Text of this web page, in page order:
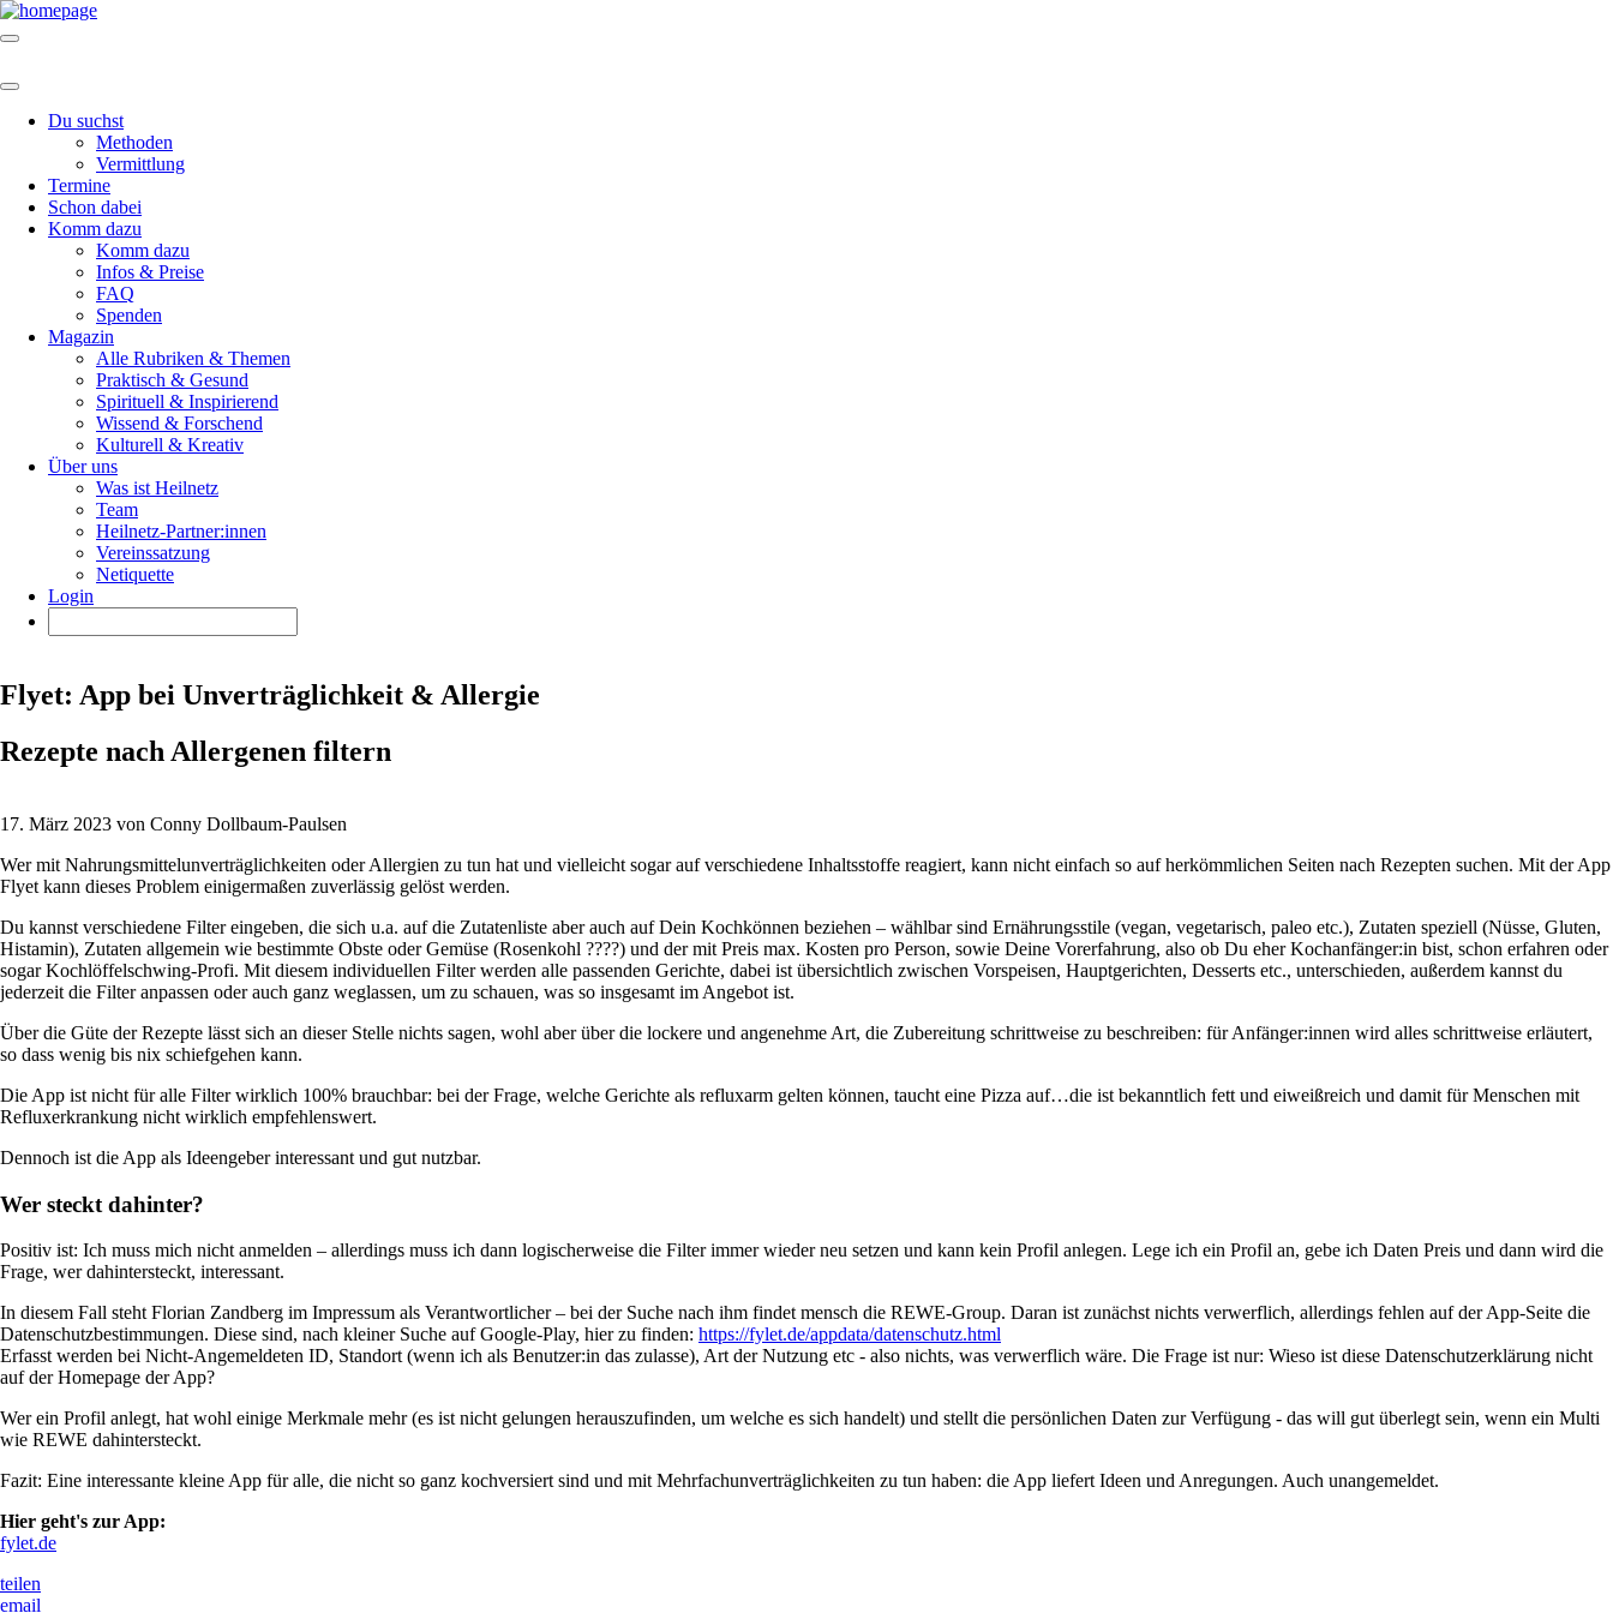
Du suchst
Methoden
Vermittlung
Termine
Schon dabei
Komm dazu
Komm dazu
Infos & Preise
FAQ
Spenden
Magazin
Alle Rubriken & Themen
Praktisch & Gesund
Spirituell & Inspirierend
Wissend & Forschend
Kulturell & Kreativ
Über uns
Was ist Heilnetz
Team
Heilnetz-Partner:innen
Vereinssatzung
Netiquette
Login
Flyet: App bei Unverträglichkeit & Allergie
Rezepte nach Allergenen filtern
17. März 2023 von Conny Dollbaum-Paulsen
Wer mit Nahrungsmittelunverträglichkeiten oder Allergien zu tun hat und vielleicht sogar auf verschiedene Inhaltsstoffe reagiert, kann nicht einfach so auf herkömmlichen Seiten nach Rezepten suchen. Mit der App
Flyet kann dieses Problem einigermaßen zuverlässig gelöst werden.
Du kannst verschiedene Filter eingeben, die sich u.a. auf die Zutatenliste aber auch auf Dein Kochkönnen beziehen – wählbar sind Ernährungsstile (vegan, vegetarisch, paleo etc.), Zutaten speziell (Nüsse, Gluten,
Histamin), Zutaten allgemein wie bestimmte Obste oder Gemüse (Rosenkohl ????) und der mit Preis max. Kosten pro Person, sowie Deine Vorerfahrung, also ob Du eher Kochanfänger:in bist, schon erfahren oder
sogar Kochlöffelschwing-Profi. Mit diesem individuellen Filter werden alle passenden Gerichte, dabei ist übersichtlich zwischen Vorspeisen, Hauptgerichten, Desserts etc., unterschieden, außerdem kannst du
jederzeit die Filter anpassen oder auch ganz weglassen, um zu schauen, was so insgesamt im Angebot ist.
Über die Güte der Rezepte lässt sich an dieser Stelle nichts sagen, wohl aber über die lockere und angenehme Art, die Zubereitung schrittweise zu beschreiben: für Anfänger:innen wird alles schrittweise erläutert,
so dass wenig bis nix schiefgehen kann.
Die App ist nicht für alle Filter wirklich 100% brauchbar: bei der Frage, welche Gerichte als refluxarm gelten können, taucht eine Pizza auf…die ist bekanntlich fett und eiweißreich und damit für Menschen mit
Refluxerkrankung nicht wirklich empfehlenswert.
Dennoch ist die App als Ideengeber interessant und gut nutzbar.
Wer steckt dahinter?
Positiv ist: Ich muss mich nicht anmelden – allerdings muss ich dann logischerweise die Filter immer wieder neu setzen und kann kein Profil anlegen. Lege ich ein Profil an, gebe ich Daten Preis und dann wird die
Frage, wer dahintersteckt, interessant.
In diesem Fall steht Florian Zandberg im Impressum als Verantwortlicher – bei der Suche nach ihm findet mensch die REWE-Group. Daran ist zunächst nichts verwerflich, allerdings fehlen auf der App-Seite die
Datenschutzbestimmungen. Diese sind, nach kleiner Suche auf Google-Play, hier zu finden: https://fylet.de/appdata/datenschutz.html
Erfasst werden bei Nicht-Angemeldeten ID, Standort (wenn ich als Benutzer:in das zulasse), Art der Nutzung etc - also nichts, was verwerflich wäre. Die Frage ist nur: Wieso ist diese Datenschutzerklärung nicht
auf der Homepage der App?
Wer ein Profil anlegt, hat wohl einige Merkmale mehr (es ist nicht gelungen herauszufinden, um welche es sich handelt) und stellt die persönlichen Daten zur Verfügung - das will gut überlegt sein, wenn ein Multi
wie REWE dahintersteckt.
Fazit: Eine interessante kleine App für alle, die nicht so ganz kochversiert sind und mit Mehrfachunverträglichkeiten zu tun haben: die App liefert Ideen und Anregungen. Auch unangemeldet.
Hier geht's zur App:
fylet.de
teilen
email